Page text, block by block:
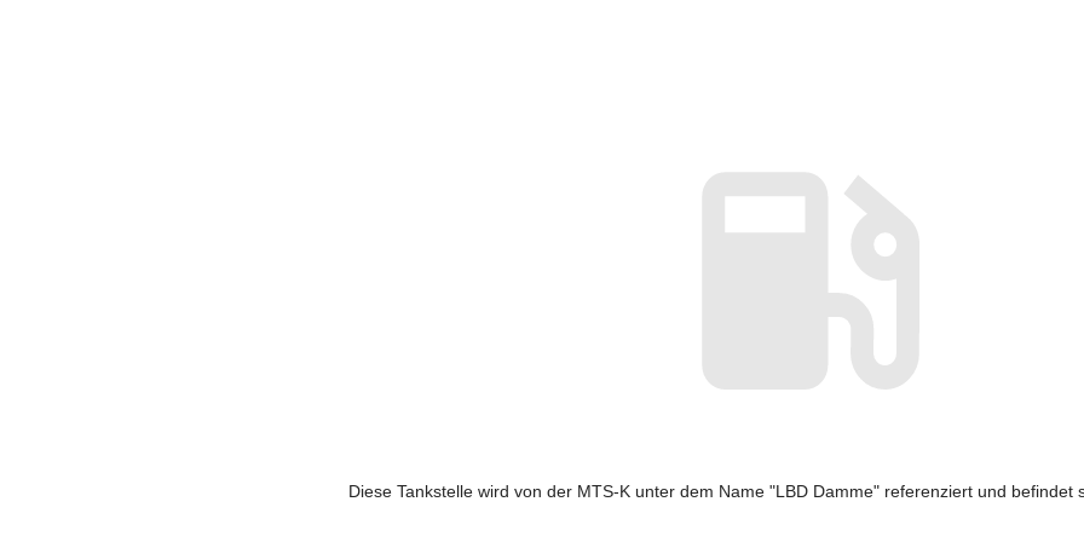
Diese Tankstelle wird von der MTS-K unter dem Name "LBD Damme" referenziert und befindet